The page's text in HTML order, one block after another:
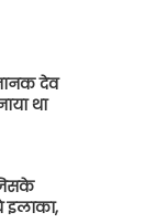
देव
था
इलाका,